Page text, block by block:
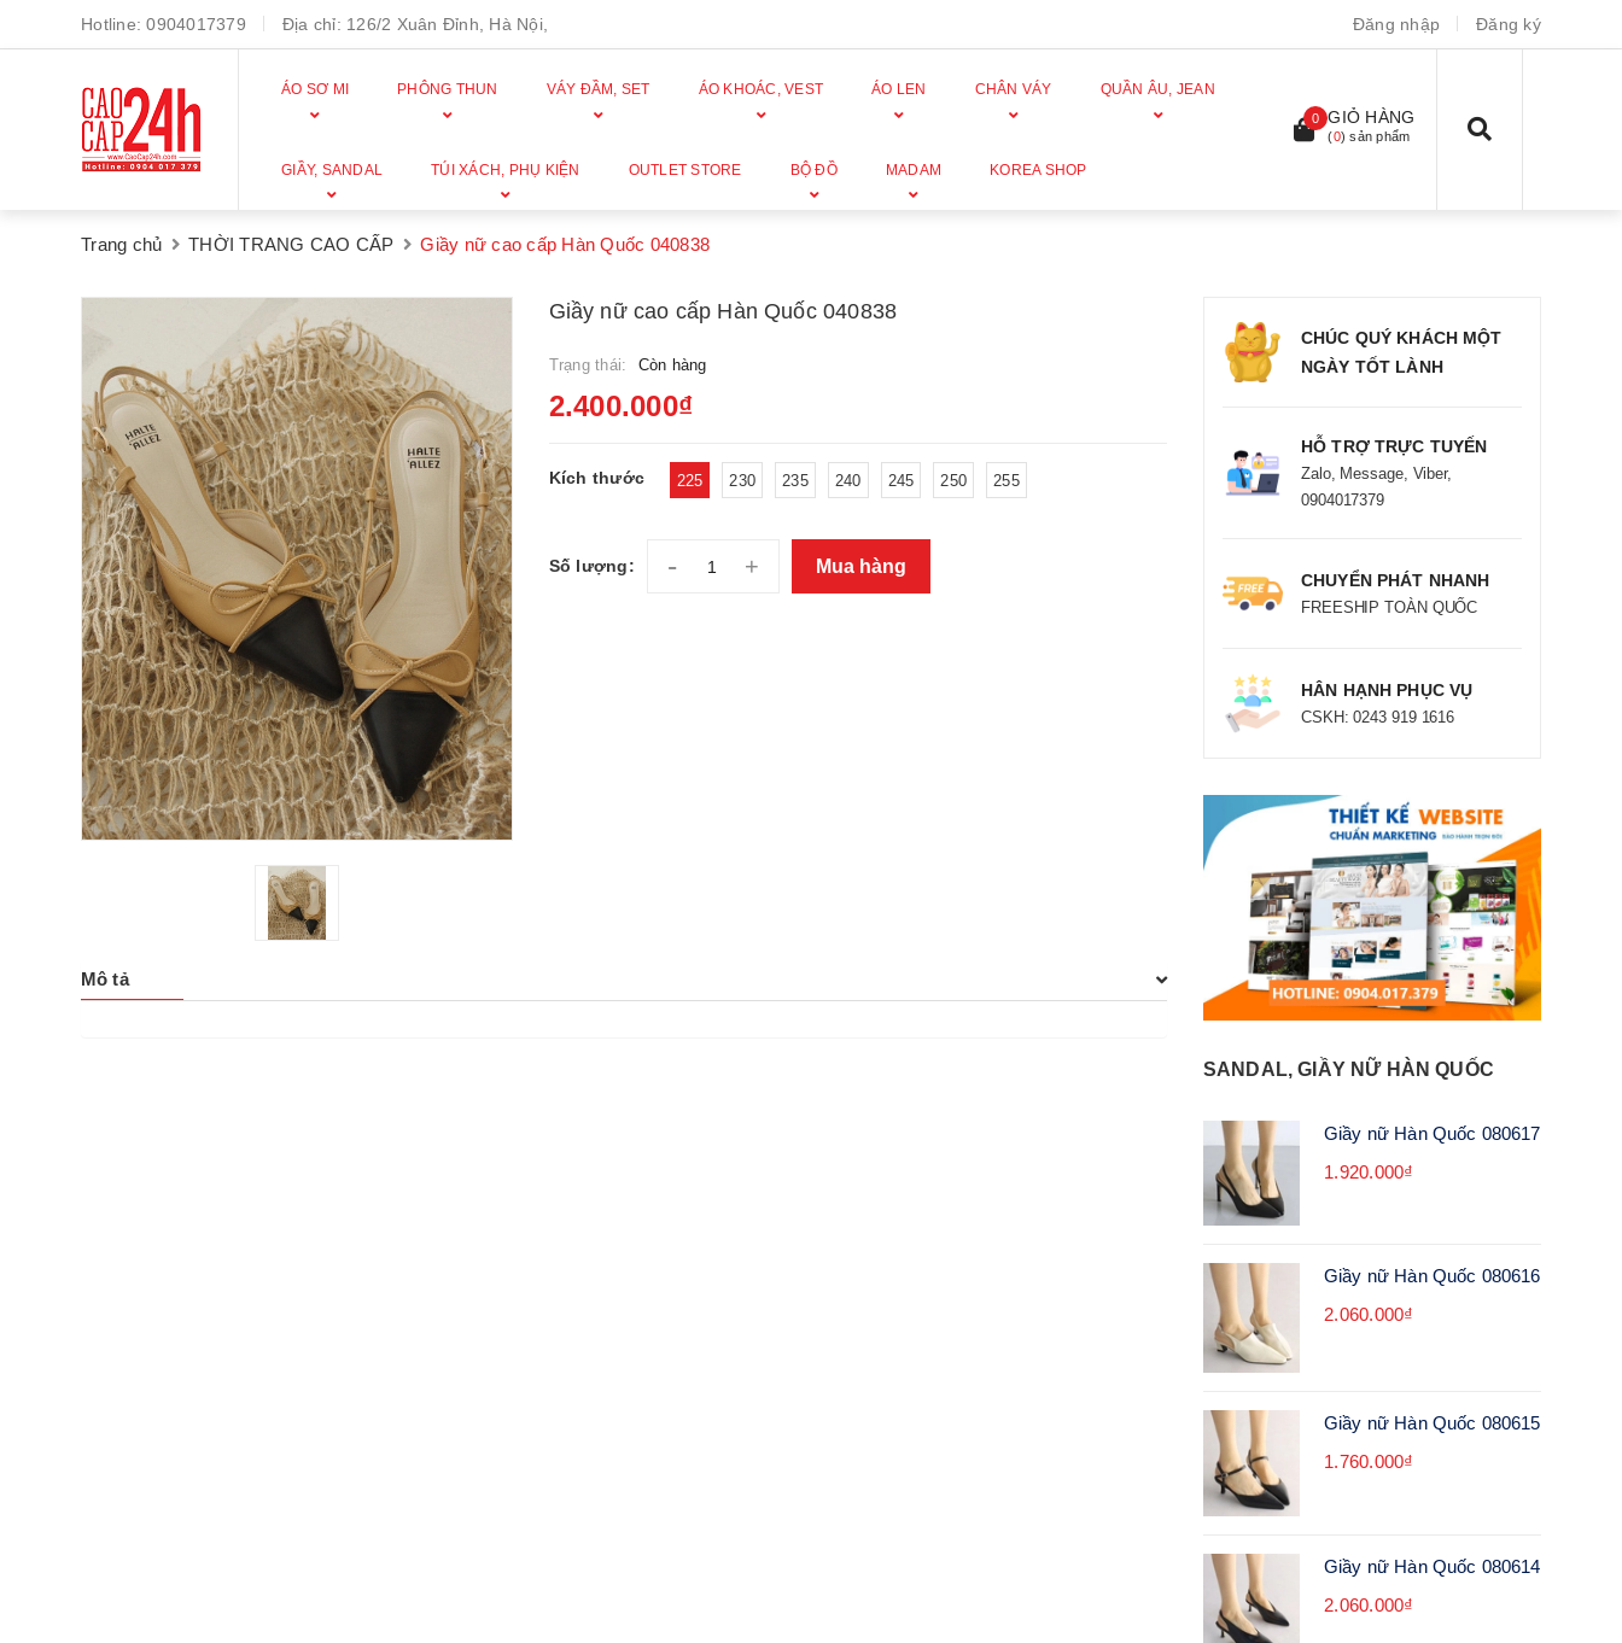
Hotline:0904017379 Địa chỉ: 126/2 Xuân Đỉnh, Hà Nội, Đăng nhập Đăng ký
ÁO SƠ MI PHÔNG THUN VÁY ĐẦM, SET ÁO KHOÁC, VEST ÁO LEN CHÂN VÁY QUẦN ÂU, JEAN
GIẦY, SANDAL TÚI XÁCH, PHỤ KIỆN OUTLET STORE BỘ ĐỒ MADAM KOREA SHOP
0 GIỎ HÀNG
(0) sản phẩm
Trang chủ THỜI TRANG CAO CẤP Giầy nữ cao cấp Hàn Quốc 040838
Giầy nữ cao cấp Hàn Quốc 040838
Trạng thái: Còn hàng
2.400.000₫
Kích thước 225 230 235 240 245 250 255
Số lượng: - + Mua hàng
Mô tả
CHÚC QUÝ KHÁCH MỘT
NGÀY TỐT LÀNH
HỖ TRỢ TRỰC TUYẾN
Zalo, Message, Viber,
0904017379
CHUYỂN PHÁT NHANH
FREESHIP TOÀN QUỐC
HÂN HẠNH PHỤC VỤ
CSKH: 0243 919 1616
SANDAL, GIẦY NỮ HÀN QUỐC
Giầy nữ Hàn Quốc 080617
1.920.000₫
Giầy nữ Hàn Quốc 080616
2.060.000₫
Giầy nữ Hàn Quốc 080615
1.760.000₫
Giầy nữ Hàn Quốc 080614
2.060.000₫